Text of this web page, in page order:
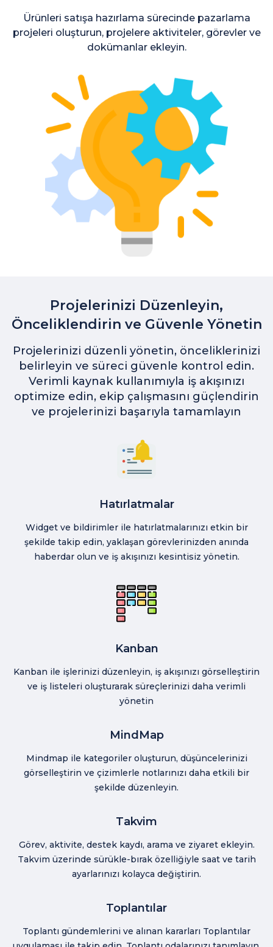
Ürünleri satışa hazırlama sürecinde pazarlama
projeleri oluşturun, projelere aktiviteler, görevler ve
dokümanlar ekleyin.
Projelerinizi Düzenleyin,
Önceliklendirin ve Güvenle Yönetin
Projelerinizi düzenli yönetin, önceliklerinizi
belirleyin ve süreci güvenle kontrol edin.
Verimli kaynak kullanımıyla iş akışınızı
optimize edin, ekip çalışmasını güçlendirin
ve projelerinizi başarıyla tamamlayın
Hatırlatmalar
Widget ve bildirimler ile hatırlatmalarınızı etkin bir
şekilde takip edin, yaklaşan görevlerinizden anında
haberdar olun ve iş akışınızı kesintisiz yönetin.
Kanban
Kanban ile işlerinizi düzenleyin, iş akışınızı görselleştirin
ve iş listeleri oluşturarak süreçlerinizi daha verimli
yönetin
MindMap
Mindmap ile kategoriler oluşturun, düşüncelerinizi
görselleştirin ve çizimlerle notlarınızı daha etkili bir
şekilde düzenleyin.
Takvim
Görev, aktivite, destek kaydı, arama ve ziyaret ekleyin.
Takvim üzerinde sürükle-bırak özelliğiyle saat ve tarih
ayarlarınızı kolayca değiştirin.
Toplantılar
Toplantı gündemlerini ve alınan kararları Toplantılar